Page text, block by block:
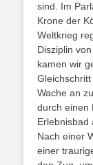
sind. Im
Krone der
Weltkrieg
Disziplin
kamen wir
Wache an
durch einen
Erlebnisbad
Nach einer
einer